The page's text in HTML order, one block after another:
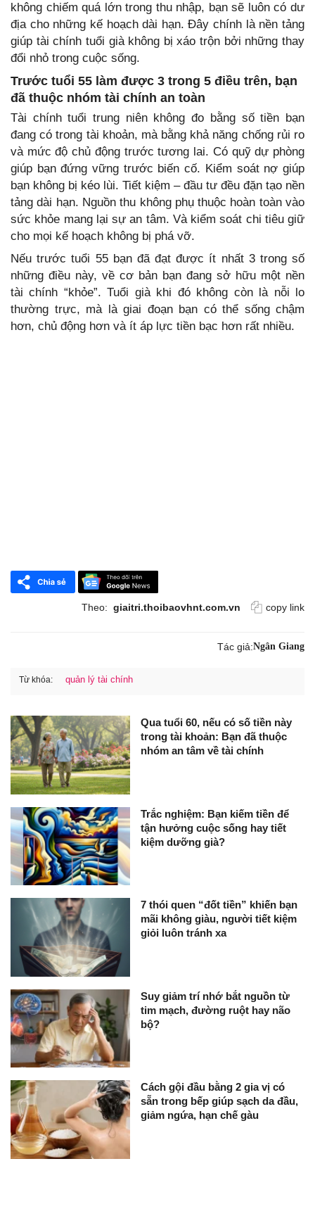
không chiếm quá lớn trong thu nhập, bạn sẽ luôn có dư
địa cho những kế hoạch dài hạn. Đây chính là nền tảng
giúp tài chính tuổi già không bị xáo trộn bởi những thay
đổi nhỏ trong cuộc sống.
Trước tuổi 55 làm được 3 trong 5 điều trên, bạn
đã thuộc nhóm tài chính an toàn
Tài chính tuổi trung niên không đo bằng số tiền bạn
đang có trong tài khoản, mà bằng khả năng chống rủi ro
và mức độ chủ động trước tương lai. Có quỹ dự phòng
giúp bạn đứng vững trước biến cố. Kiểm soát nợ giúp
bạn không bị kéo lùi. Tiết kiệm – đầu tư đều đặn tạo nền
tảng dài hạn. Nguồn thu không phụ thuộc hoàn toàn vào
sức khỏe mang lại sự an tâm. Và kiểm soát chi tiêu giữ
cho mọi kế hoạch không bị phá vỡ.
Nếu trước tuổi 55 bạn đã đạt được ít nhất 3 trong số
những điều này, về cơ bản bạn đang sở hữu một nền
tài chính “khỏe”. Tuổi già khi đó không còn là nỗi lo
thường trực, mà là giai đoạn bạn có thể sống chậm
hơn, chủ động hơn và ít áp lực tiền bạc hơn rất nhiều.
Theo: giaitri.thoibaovhnt.com.vn copy link
Tác giả:Ngân Giang
Từ khóa: quản lý tài chính
Qua tuổi 60, nếu có số tiền này
trong tài khoản: Bạn đã thuộc
nhóm an tâm về tài chính
Trắc nghiệm: Bạn kiếm tiền để
tận hưởng cuộc sống hay tiết
kiệm dưỡng già?
7 thói quen “đốt tiền” khiến bạn
mãi không giàu, người tiết kiệm
giỏi luôn tránh xa
Suy giảm trí nhớ bắt nguồn từ
tim mạch, đường ruột hay não
bộ?
Cách gội đầu bằng 2 gia vị có
sẵn trong bếp giúp sạch da đầu,
giảm ngứa, hạn chế gàu